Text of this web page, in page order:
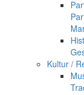
Kultur /